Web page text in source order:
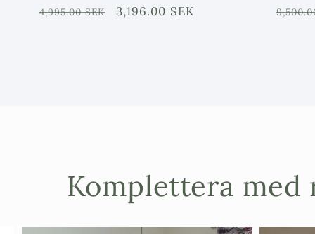
Ordinarie
4,995.00 SEK Försäljningspris
3,196.00 SEK
Komplettera